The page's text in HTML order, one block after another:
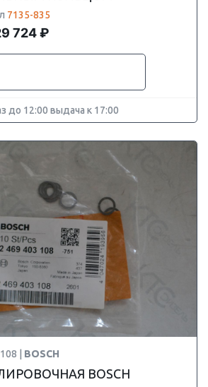
7135-835
724 ₽
до 12:00 выдача к 17:00
| BOSCH
BOSCH